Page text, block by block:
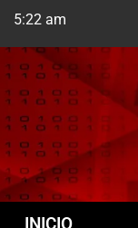
5:22 am
Cuernavaca